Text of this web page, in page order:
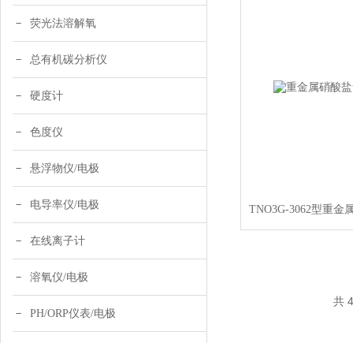
荧光法溶解氧
总有机碳分析仪
硬度计
色度仪
悬浮物仪/电极
电导率仪/电极
在线离子计
溶氧仪/电极
PH/ORP仪表/电极
共